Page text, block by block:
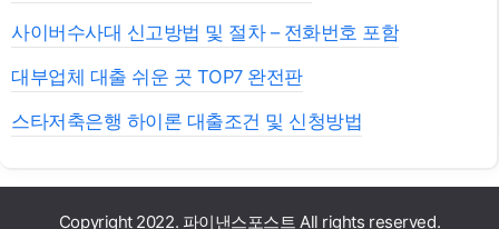
사이버수사대 신고방법 및 절차 – 전화번호 포함
대부업체 대출 쉬운 곳 TOP7 완전판
스타저축은행 하이론 대출조건 및 신청방법
Copyright 2022. 파이낸스포스트 All rights reserved.